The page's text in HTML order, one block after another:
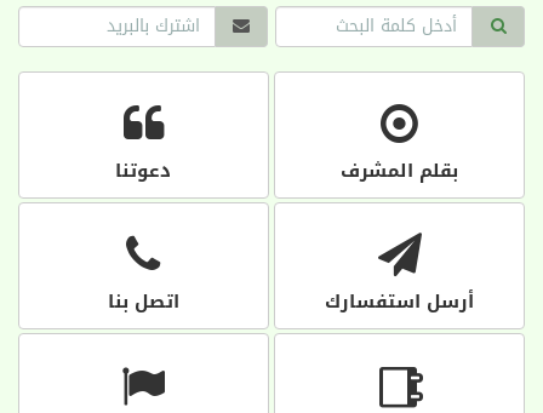
بقلم المشرف دعوتنا
أرسل استفسارك اتصل بنا